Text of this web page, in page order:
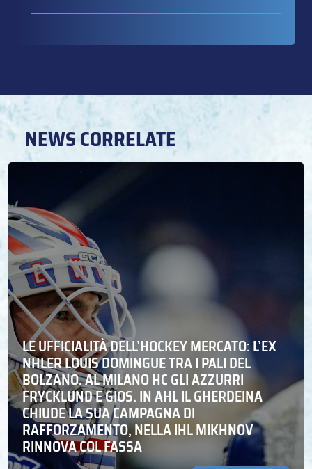
NEWS CORRELATE
LE UFFICIALITÀ DELL’HOCKEY MERCATO: L’EX
NHLER LOUIS DOMINGUE TRA I PALI DEL
BOLZANO. AL MILANO HC GLI AZZURRI
FRYCKLUND E GIOS. IN AHL IL GHERDEINA
CHIUDE LA SUA CAMPAGNA DI
RAFFORZAMENTO, NELLA IHL MIKHNOV
RINNOVA COL FASSA